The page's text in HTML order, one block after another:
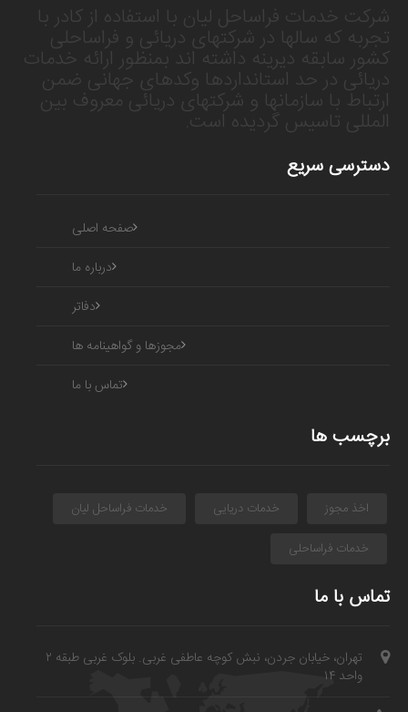
شرکت خدمات فراساحل لیان با استفاده از کادر با
تجربه که سالها در شرکتهای دریائی و فراساحلی
کشور سابقه دیرینه داشته اند بمنظور ارائه خدمات
دریائی در حد استانداردها وکدهای جهانی ضمن
ارتباط با سازمانها و شرکتهای دریائی معروف بین
المللی تاسیس گردیده است.
دسترسی سریع
صفحه اصلی
درباره ما
دفاتر
مجوزها و گواهینامه ها
تماس با ما
برچسب ها
اخذ مجوز خدمات دریایی
خدمات فراساحل لیان
خدمات فراساحلی
تماس با ما
تهران، خیابان جردن، نبش کوچه عاطفی غربی. بلوک غربی طبقه ۲
واحد ۱۴